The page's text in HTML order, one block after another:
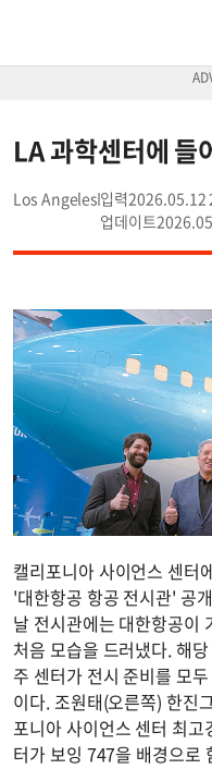
LA 과학센터에
Los Angeles
2026.05.12
캘리포니아 사이언스 센터
'대한항공 항공 전시관' 공
날 전시관에는 대한항공이
처음 모습을 드러냈다. 해
주 센터가 전시 준비를 모
이다. 조원태(오른쪽) 한진
포니아 사이언스 센터 최
터가 보잉 747을 배경으로